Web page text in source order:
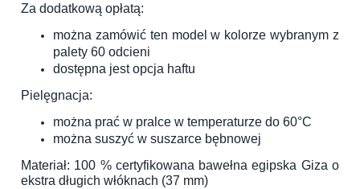
Za dodatkową opłatą:
można zamówić ten model w kolorze wybranym z
palety 60 odcieni
dostępna jest opcja haftu
Pielęgnacja:
można prać w pralce w temperaturze do 60°C
można suszyć w suszarce bębnowej
Materiał: 100 % certyfikowana bawełna egipska Giza o
ekstra długich włóknach (37 mm)